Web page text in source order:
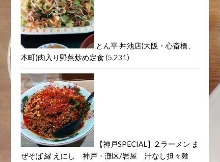
とん平 丼池店(大阪・心斎橋、
本町)肉入り野菜炒め定食 (5,231)
【神戸SPECIAL】2.ラーメン ま
ぜそば 縁 えにし 神戸・灘区/岩屋 汁なし担々麺